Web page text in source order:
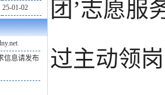
25-01-02
信息请发布
团’志愿服
过主动领